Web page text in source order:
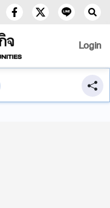
Login